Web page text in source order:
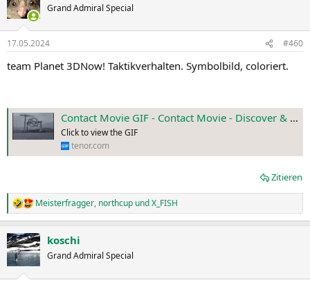
Grand Admiral Special
17.05.2024 #460
team Planet 3DNow! Taktikverhalten. Symbolbild, coloriert.
Contact Movie GIF - Contact Movie - Discover & Share GIFs
Click to view the GIF
tenor.com
Zitieren
R
e
k
t
i
Meisterfragger, northcup undX_FISH
koschi
Grand Admiral Special